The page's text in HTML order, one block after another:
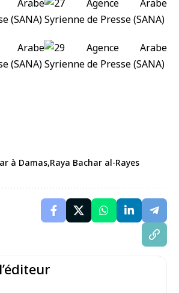
à Damas Raya Bachar al-Rayes